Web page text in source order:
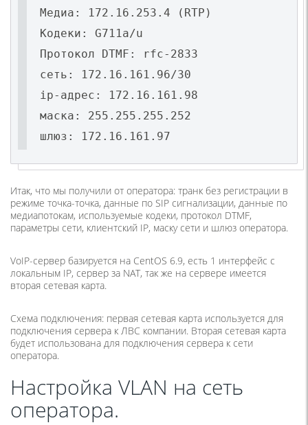
Медиа: 172.16.253.4 (RTP)
Кодеки: G711a/u
Протокол DTMF: rfc-2833
сеть: 172.16.161.96/30
ip-адрес: 172.16.161.98
маска: 255.255.255.252
Итак, что мы получили от оператора: транк без регистрации в
режиме точка-точка, данные по SIP сигнализации, данные по
медиапотокам, используемые кодеки, протокол DTMF,
параметры сети, клиентский IP, маску сети и шлюз оператора.
VoIP-сервер базируется на CentOS 6.9, есть 1 интерфейс с
локальным IP, сервер за NAT, так же на сервере имеется
вторая сетевая карта.
Схема подключения: первая сетевая карта используется для
подключения сервера к ЛВС компании. Вторая сетевая карта
будет использована для подключения сервера к сети
оператора.
Настройка VLAN на сеть
оператора.